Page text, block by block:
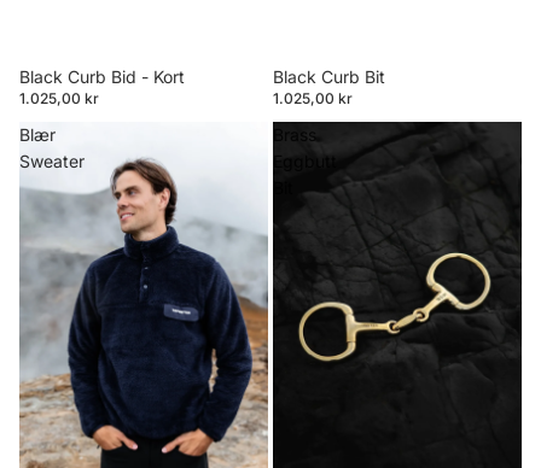
Black Curb Bid - Kort
1.025,00 kr
Black Curb Bit
1.025,00 kr
Blær
Sweater
Brass
Eggbutt